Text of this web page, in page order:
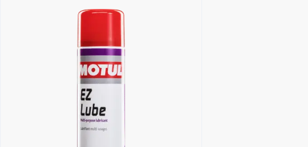
Trova un rivenditore